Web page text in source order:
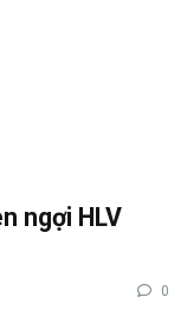
ngợi HLV
0